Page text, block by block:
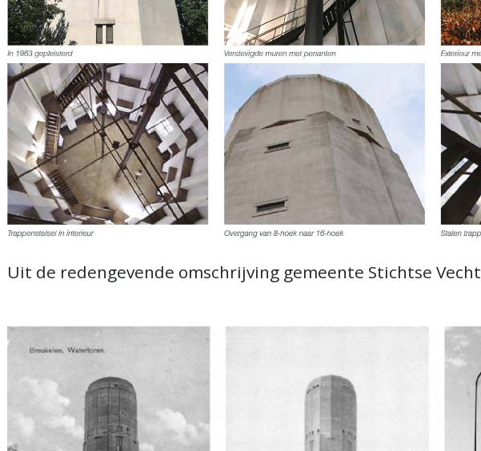
Uit de redengevende omschrijving gemeente Stichtse Vecht